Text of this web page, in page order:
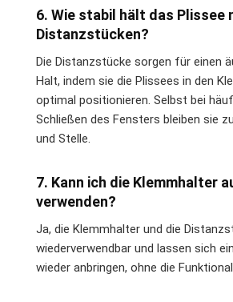
6. Wie stabil hält das Plissee
Distanzstücken?
Die Distanzstücke sorgen für einen
Halt, indem sie die Plissees in den
optimal positionieren. Selbst bei
Schließen des Fensters bleiben sie
und Stelle.
7. Kann ich die Klemmhalter
verwenden?
Ja, die Klemmhalter und die
wiederverwendbar und lassen sich
wieder anbringen, ohne die